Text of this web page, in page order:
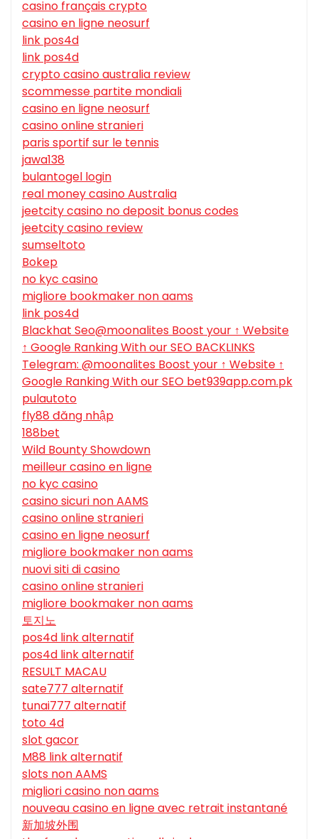
casino français crypto
casino en ligne neosurf
link pos4d
link pos4d
crypto casino australia review
scommesse partite mondiali
casino en ligne neosurf
casino online stranieri
paris sportif sur le tennis
jawa138
bulantogel login
real money casino Australia
jeetcity casino no deposit bonus codes
jeetcity casino review
sumseltoto
Bokep
no kyc casino
migliore bookmaker non aams
link pos4d
Blackhat Seo@moonalites Boost your ↑ Website
↑ Google Ranking With our SEO BACKLINKS
Telegram: @moonalites Boost your ↑ Website ↑
Google Ranking With our SEO bet939app.com.pk
pulautoto
fly88 đăng nhập
188bet
Wild Bounty Showdown
meilleur casino en ligne
no kyc casino
casino sicuri non AAMS
casino online stranieri
casino en ligne neosurf
migliore bookmaker non aams
nuovi siti di casino
casino online stranieri
migliore bookmaker non aams
토지노
pos4d link alternatif
pos4d link alternatif
RESULT MACAU
sate777 alternatif
tunai777 alternatif
toto 4d
slot gacor
M88 link alternatif
slots non AAMS
migliori casino non aams
nouveau casino en ligne avec retrait instantané
新加坡外围